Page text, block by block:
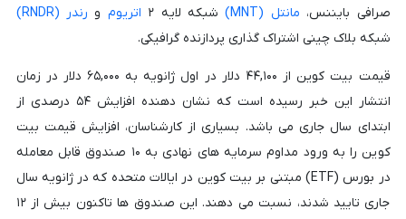
صرافی بایننس، مانتل (MNT) شبکه لایه ۲ اتریوم و رندر (RNDR)
شبکه بلاک چینی اشتراک گذاری پردازنده گرافیکی.
قیمت بیت کوین از ۴۴,۱۰۰ دلار در اول ژانویه به ۶۵,۰۰۰ دلار در زمان
انتشار این خبر رسیده است که نشان دهنده افزایش ۵۴ درصدی از
ابتدای سال جاری می باشد. بسیاری از کارشناسان، افزایش قیمت بیت
کوین را به ورود مداوم سرمایه های نهادی به ۱۰ صندوق قابل معامله
در بورس (ETF) مبتنی بر بیت کوین در ایالات متحده که در ژانویه سال
جاری تایید شدند، نسبت می دهند. این صندوق ها تاکنون بیش از ۱۲